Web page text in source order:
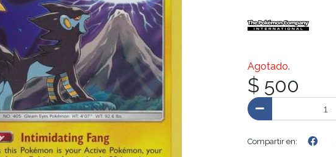
Agotado.
$ 500
Compartir en: